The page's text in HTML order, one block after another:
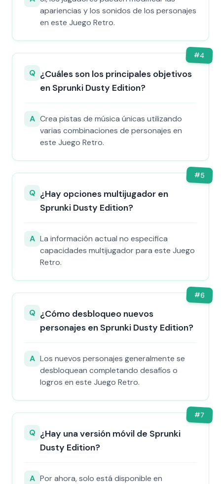
apariencias y los sonidos de los personajes
en este Juego Retro.
#4
Q ¿Cuáles son los principales objetivos
en Sprunki Dusty Edition?
A Crea pistas de música únicas utilizando
varias combinaciones de personajes en
este Juego Retro.
#5
Q ¿Hay opciones multijugador en
Sprunki Dusty Edition?
A La información actual no especifica
capacidades multijugador para este Juego
Retro.
#6
Q ¿Cómo desbloqueo nuevos
personajes en Sprunki Dusty Edition?
A Los nuevos personajes generalmente se
desbloquean completando desafíos o
logros en este Juego Retro.
#7
Q ¿Hay una versión móvil de Sprunki
Dusty Edition?
A Por ahora, solo está disponible en